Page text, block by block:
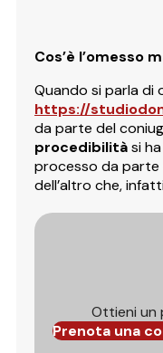
Cos’è l’omesso
Quando si parla di
https://
da parte del
procedibilitàsi
processo da parte
dell’altro che,
Ottieni un
Prenota una